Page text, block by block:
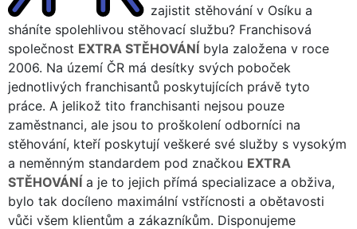
zajistit stěhování v Osíku a
sháníte spolehlivou stěhovací službu? Franchisová
společnost EXTRA STĚHOVÁNÍ byla založena v roce
2006. Na území ČR má desítky svých poboček
jednotlivých franchisantů poskytujících právě tyto
práce. A jelikož tito franchisanti nejsou pouze
zaměstnanci, ale jsou to proškolení odborníci na
stěhování, kteří poskytují veškeré své služby s vysokým
a neměnným standardem pod značkou EXTRA
STĚHOVÁNÍ a je to jejich přímá specializace a obživa,
bylo tak docíleno maximální vstřícnosti a obětavosti
vůči všem klientům a zákazníkům. Disponujeme